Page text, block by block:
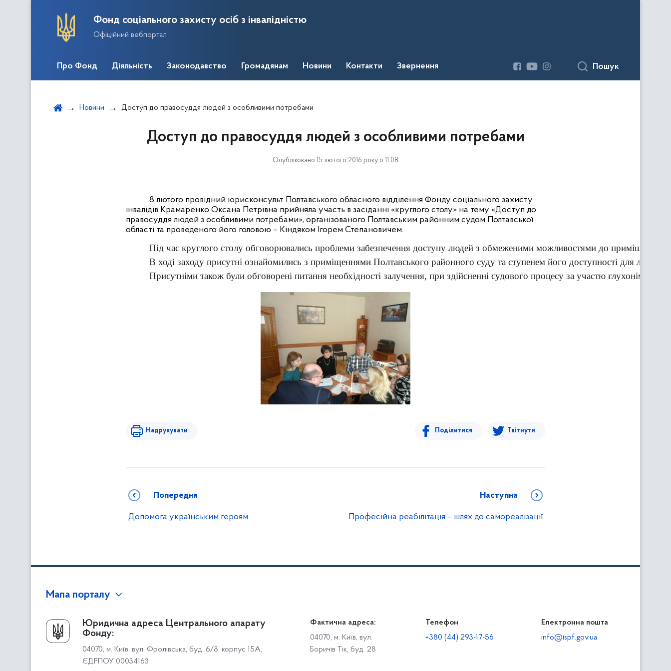
Фонд соціального захисту осіб з інвалідністю
Офіційний вебпортал
Про Фонд Діяльність Законодавство Громадянам Новини Контакти Звернення Пошук
Новини Доступ до правосуддя людей з особливими потребами
Доступ до правосуддя людей з особливими потребами
Опубліковано 15 лютого 2016 року о 11:08
8 лютого провідний юрисконсульт Полтавського обласного відділення Фонду соціального захисту
інвалідів Крамаренко Оксана Петрівна прийняла участь в засіданні «круглого столу» на тему «Доступ до
правосуддя людей з особливими потребами», організованого Полтавським районним судом Полтавської
області та проведеного його головою – Кіндяком Ігорем Степановичем.
Під час круглого столу обговорювались проблеми забезпечення доступу людей з обмеженими можливостями до приміщень
В ході заходу присутні ознайомились з приміщеннями Полтавського районного суду та ступенем його доступності для
Присутніми також були обговорені питання необхідності залучення, при здійсненні судового процесу за участю глухонімих
Надрукувати Поділитися Твітнути
Попередня
Допомога українським героям
Наступна
Професійна реабілітація – шлях до самореалізації
Мапа порталу
Про Фонд
Керівництво
Структура Фонду
Територіальні відділення
Громадянам
Доступ до публічної інформації
Звіти щодо роботи із запитами на отримання публічної
Діяльність
Роботодавцям
Юридична адреса Центрального апарату
Фонду:
04070, м. Київ, вул. Фролівська, буд. 6/8, корпус 15А,
ЄДРПОУ 00034163
Фактична адреса:
04070, м. Київ, вул.
Боричів Тік, буд. 28
Телефон
+380 (44) 293-17-56
Електронна пошта
info@ispf.gov.ua